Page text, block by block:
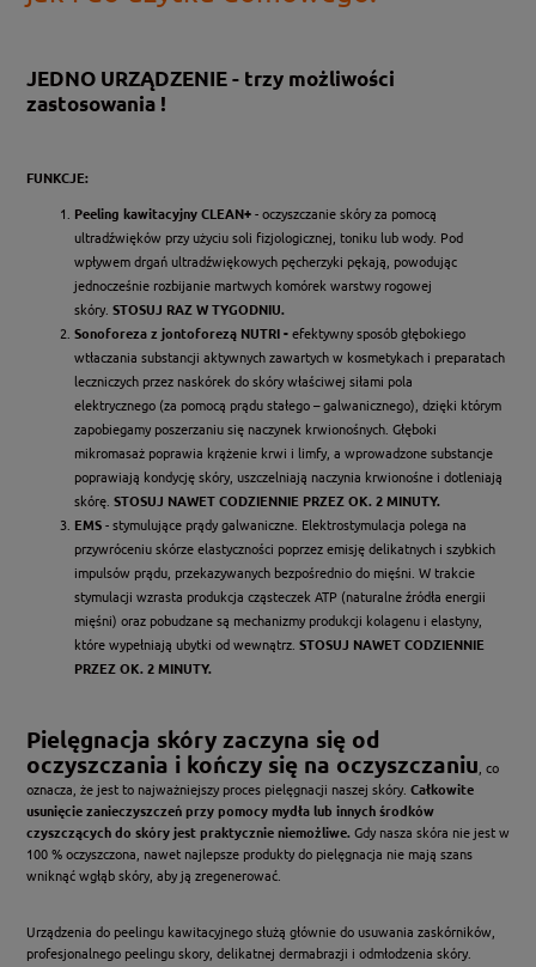
JEDNO URZĄDZENIE - trzy możliwości
zastosowania !
FUNKCJE:
Peeling kawitacyjnyCLEAN+- oczyszczanie skóry za pomocą
ultradźwięków przy użyciu soli fizjologicznej, toniku lub wody. Pod
wpływem drgań ultradźwiękowych pęcherzyki pękają, powodując
jednocześnie rozbijanie martwych komórek warstwy rogowej
skóry. STOSUJ RAZ W TYGODNIU.
Sonoforeza z jontoforezą NUTRI -efektywny sposób głębokiego
wtłaczania substancji aktywnych zawartych w kosmetykach i preparatach
leczniczych przez naskórek do skóry właściwej siłami pola
elektrycznego (za pomocą prądu stałego – galwanicznego), dzięki którym
zapobiegamy poszerzaniu się naczynek krwionośnych. Głęboki
mikromasaż poprawia krążenie krwi i limfy, a wprowadzone substancje
poprawiają kondycję skóry, uszczelniają naczynia krwionośne i dotleniają
skórę. STOSUJ NAWET CODZIENNIE PRZEZ OK. 2 MINUTY.
EMS- stymulujące prądy galwaniczne. Elektrostymulacja polega na
przywróceniu skórze elastyczności poprzez emisję delikatnych i szybkich
impulsów prądu, przekazywanych bezpośrednio do mięśni. W trakcie
stymulacji wzrasta produkcja cząsteczek ATP (naturalne źródła energii
mięśni) oraz pobudzane są mechanizmy produkcji kolagenu i elastyny,
które wypełniają ubytki od wewnątrz. STOSUJ NAWET CODZIENNIE
PRZEZ OK. 2 MINUTY.
Pielęgnacja skóry zaczyna się od
oczyszczania i kończy się na oczyszczaniu, co
oznacza, że jest to najważniejszy proces pielęgnacji naszej skóry. Całkowite
usunięcie zanieczyszczeń przy pomocy mydła lub innych środków
czyszczących do skóry jest praktycznie niemożliwe.Gdy nasza skóra nie jest w
100 % oczyszczona, nawet najlepsze produkty do pielęgnacja nie mają szans
wniknąć wgłąb skóry, aby ją zregenerować.
Urządzenia do peelingu kawitacyjnego służą głównie do usuwania zaskórników,
profesjonalnego peelingu skory, delikatnej dermabrazji i odmłodzenia skóry.